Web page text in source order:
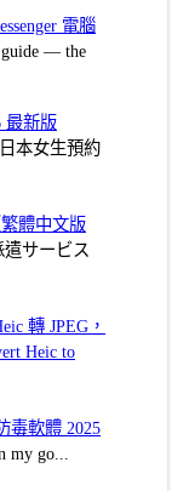
電腦
— the
最新版
本女生預約
體中文版
遣サービス
轉 JPEG，
Heic to
毒軟體 2025
my go...